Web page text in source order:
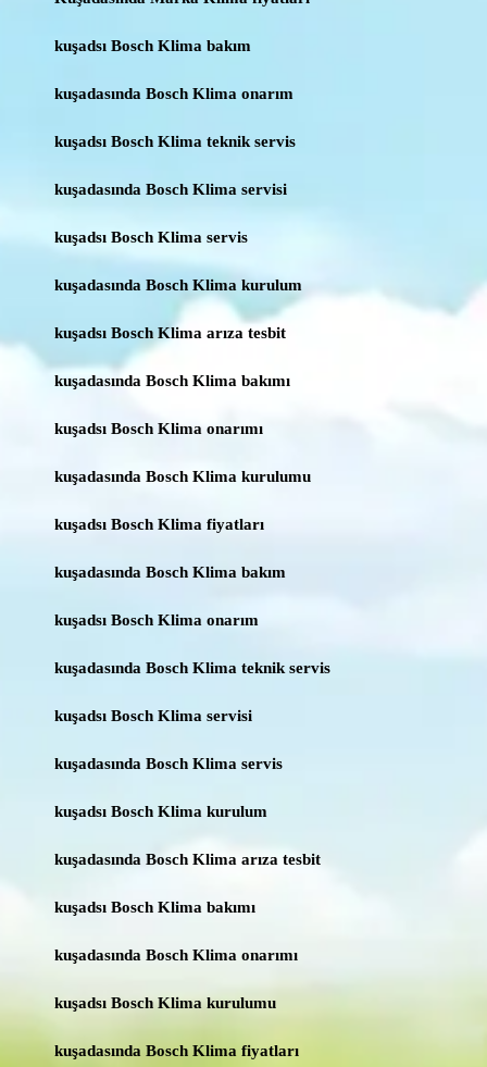
kuşadsı Bosch Klima bakım
kuşadasında Bosch Klima onarım
kuşadsı Bosch Klima teknik servis
kuşadasında Bosch Klima servisi
kuşadsı Bosch Klima servis
kuşadasında Bosch Klima kurulum
kuşadsı Bosch Klima arıza tesbit
kuşadasında Bosch Klima bakımı
kuşadsı Bosch Klima onarımı
kuşadasında Bosch Klima kurulumu
kuşadsı Bosch Klima fiyatları
kuşadasında Bosch Klima bakım
kuşadsı Bosch Klima onarım
kuşadasında Bosch Klima teknik servis
kuşadsı Bosch Klima servisi
kuşadasında Bosch Klima servis
kuşadsı Bosch Klima kurulum
kuşadasında Bosch Klima arıza tesbit
kuşadsı Bosch Klima bakımı
kuşadasında Bosch Klima onarımı
kuşadsı Bosch Klima kurulumu
kuşadasında Bosch Klima fiyatları